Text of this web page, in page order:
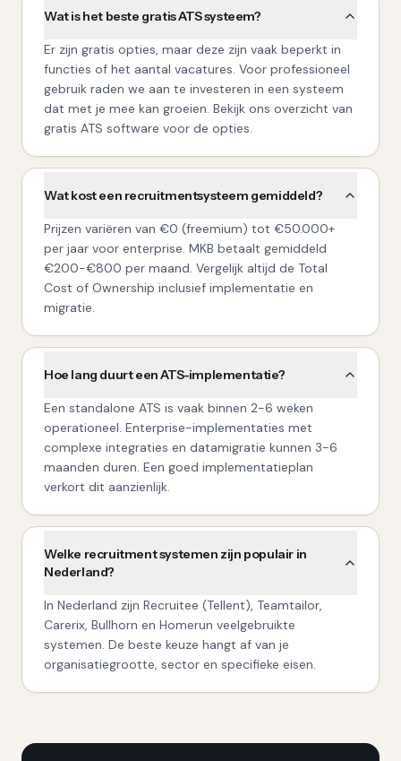
Wat is het beste gratis ATS systeem?
Er zijn gratis opties, maar deze zijn vaak beperkt in
functies of het aantal vacatures. Voor professioneel
gebruik raden we aan te investeren in een systeem
dat met je mee kan groeien. Bekijk ons overzicht van
gratis ATS software voor de opties.
Wat kost een recruitmentsysteem gemiddeld?
Prijzen variëren van €0 (freemium) tot €50.000+
per jaar voor enterprise. MKB betaalt gemiddeld
€200-€800 per maand. Vergelijk altijd de Total
Cost of Ownership inclusief implementatie en
migratie.
Hoe lang duurt een ATS-implementatie?
Een standalone ATS is vaak binnen 2-6 weken
operationeel. Enterprise-implementaties met
complexe integraties en datamigratie kunnen 3-6
maanden duren. Een goed implementatieplan
verkort dit aanzienlijk.
Welke recruitment systemen zijn populair in
Nederland?
In Nederland zijn Recruitee (Tellent), Teamtailor,
Carerix, Bullhorn en Homerun veelgebruikte
systemen. De beste keuze hangt af van je
organisatiegrootte, sector en specifieke eisen.